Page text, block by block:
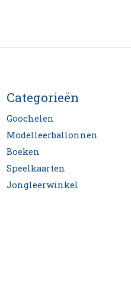
Categorieën
Goochelen
Modelleerballonnen
Boeken
Speelkaarten
Jongleerwinkel